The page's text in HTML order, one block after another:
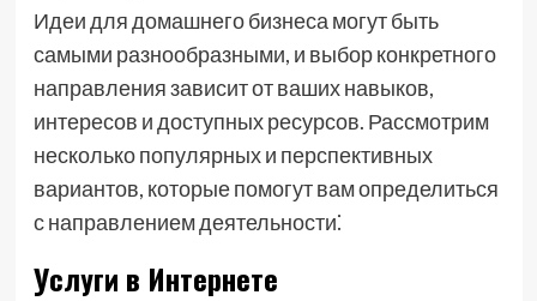
Идеи для домашнего бизнеса могут быть
самыми разнообразными, и выбор конкретного
направления зависит от ваших навыков,
интересов и доступных ресурсов. Рассмотрим
несколько популярных и перспективных
вариантов, которые помогут вам определиться
с направлением деятельности⁚
Услуги в Интернете